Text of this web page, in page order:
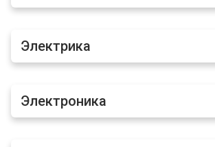
Электрика
Электроника